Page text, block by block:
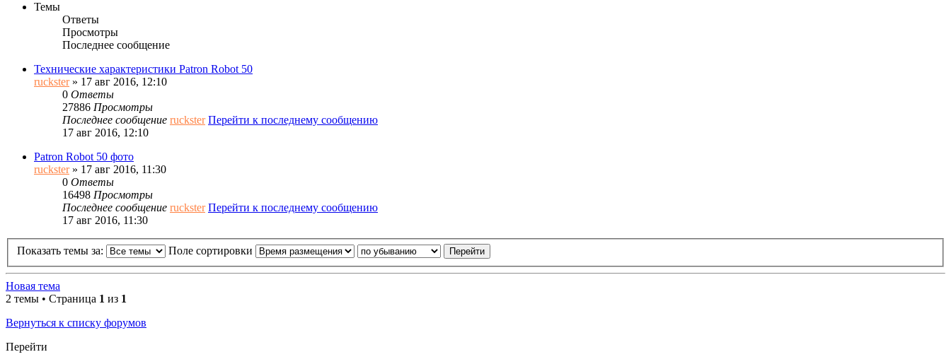
Темы
Ответы
Просмотры
Последнее сообщение
Технические характеристики Patron Robot 50
ruckster» 17 авг 2016, 12:10
0 Ответы
27886 Просмотры
Последнее сообщение ruckster Перейти к последнему сообщению
17 авг 2016, 12:10
Patron Robot 50 фото
ruckster» 17 авг 2016, 11:30
0 Ответы
16498 Просмотры
Последнее сообщение ruckster Перейти к последнему сообщению
17 авг 2016, 11:30
Показать темы за: Поле сортировки
Новая тема
2 темы • Страница 1 из 1
Вернуться к списку форумов
Перейти